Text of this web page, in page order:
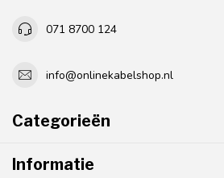
071 8700 124
info@onlinekabelshop.nl
Categorieën
Informatie